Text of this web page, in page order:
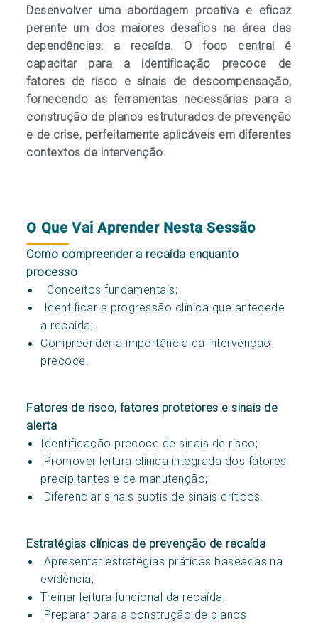
Desenvolver uma abordagem proativa e eficaz
perante um dos maiores desafios na área das
dependências: a recaída. O foco central é
capacitar para a identificação precoce de
fatores de risco e sinais de descompensação,
fornecendo as ferramentas necessárias para a
construção de planos estruturados de prevenção
e de crise, perfeitamente aplicáveis em diferentes
contextos de intervenção.
O Que Vai Aprender Nesta Sessão
Como compreender a recaída enquanto
processo
Conceitos fundamentais;
Identificar a progressão clínica que antecede
a recaída;
Compreender a importância da intervenção
precoce.
Fatores de risco, fatores protetores e sinais de
alerta
Identificação precoce de sinais de risco;
Promover leitura clínica integrada dos fatores
precipitantes e de manutenção;
Diferenciar sinais subtis de sinais críticos.
Estratégias clínicas de prevenção de recaída
Apresentar estratégias práticas baseadas na
evidência;
Treinar leitura funcional da recaída;
Preparar para a construção de planos